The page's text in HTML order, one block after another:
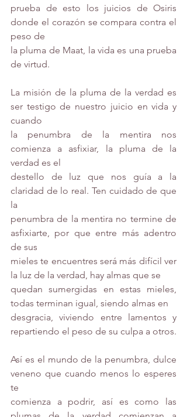
prueba de esto los juicios de Osiris
donde el corazón se compara contra el
peso de
la pluma de Maat, la vida es una prueba
de virtud.
La misión de la pluma de la verdad es
ser testigo de nuestro juicio en vida y
cuando
la penumbra de la mentira nos
comienza a asfixiar, la pluma de la
verdad es el
destello de luz que nos guía a la
claridad de lo real. Ten cuidado de que
la
penumbra de la mentira no termine de
asfixiarte, por que entre más adentro
de sus
mieles te encuentres será más difícil ver
la luz de la verdad, hay almas que se
quedan sumergidas en estas mieles,
todas terminan igual, siendo almas en
desgracia, viviendo entre lamentos y
repartiendo el peso de su culpa a otros.
Así es el mundo de la penumbra, dulce
veneno que cuando menos lo esperes
te
comienza a podrir, así es como las